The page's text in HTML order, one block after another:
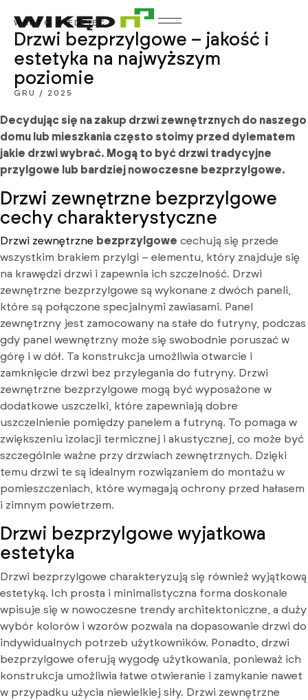
WARTO WIEDZIEĆ
Drzwi bezprzylgowe – jakość i
estetyka na najwyższym
poziomie
GRU / 2025
Decydując się na zakup drzwi zewnętrznych do naszego
domu lub mieszkania często stoimy przed dylematem
jakie drzwi wybrać. Mogą to być drzwi tradycyjne
przylgowe lub bardziej nowoczesne bezprzylgowe.
Drzwi zewnętrzne bezprzylgowe
cechy charakterystyczne
Drzwi zewnętrzne bezprzylgowe cechują się przede
wszystkim brakiem przylgi – elementu, który znajduje się
na krawędzi drzwi i zapewnia ich szczelność. Drzwi
zewnętrzne bezprzylgowe są wykonane z dwóch paneli,
które są połączone specjalnymi zawiasami. Panel
zewnętrzny jest zamocowany na stałe do futryny, podczas
gdy panel wewnętrzny może się swobodnie poruszać w
górę i w dół. Ta konstrukcja umożliwia otwarcie i
zamknięcie drzwi bez przylegania do futryny. Drzwi
zewnętrzne bezprzylgowe mogą być wyposażone w
dodatkowe uszczelki, które zapewniają dobre
uszczelnienie pomiędzy panelem a futryną. To pomaga w
zwiększeniu izolacji termicznej i akustycznej, co może być
szczególnie ważne przy drzwiach zewnętrznych. Dzięki
temu drzwi te są idealnym rozwiązaniem do montażu w
pomieszczeniach, które wymagają ochrony przed hałasem
i zimnym powietrzem.
Drzwi bezprzylgowe wyjatkowa
estetyka
Drzwi bezprzylgowe charakteryzują się również wyjątkową
estetyką. Ich prosta i minimalistyczna forma doskonale
wpisuje się w nowoczesne trendy architektoniczne, a duży
wybór kolorów i wzorów pozwala na dopasowanie drzwi do
indywidualnych potrzeb użytkowników. Ponadto, drzwi
bezprzylgowe oferują wygodę użytkowania, ponieważ ich
konstrukcja umożliwia łatwe otwieranie i zamykanie nawet
w przypadku użycia niewielkiej siły. Drzwi zewnętrzne